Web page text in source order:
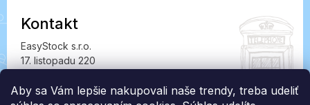
Aby sa Vám lepšie nakupovali naše trendy, treba udeliť
Kontakt
EasyStock s.r.o.
17. listopadu 220
IČ: 07727402, DIČ: CZ07727402